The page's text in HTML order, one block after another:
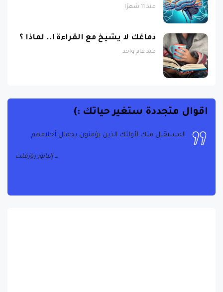
منذ عام واحد
اقوال متجددة ستغير حياتك :)
إليانور روزفلت